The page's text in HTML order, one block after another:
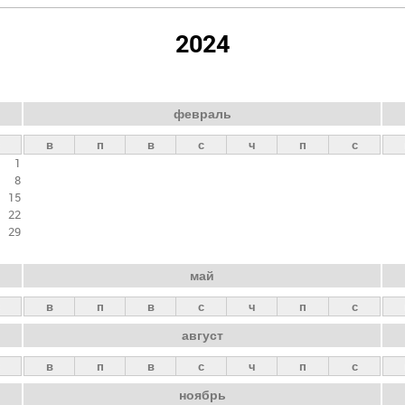
2024
1
8
15
22
29
февраль
в п в с ч п с
май
в п в с ч п с
август
в п в с ч п с
ноябрь